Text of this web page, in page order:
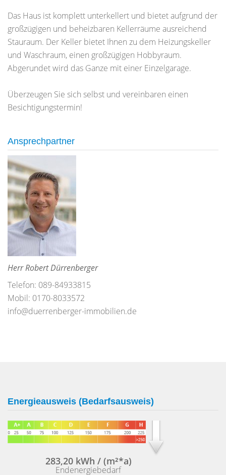
Das Haus ist komplett unterkellert und bietet aufgrund der
großzügigen und beheizbaren Kellerräume ausreichend
Stauraum. Der Keller bietet Ihnen zu dem Heizungskeller
und Waschraum, einen großzügigen Hobbyraum.
Abgerundet wird das Ganze mit einer Einzelgarage.
Überzeugen Sie sich selbst und vereinbaren einen
Besichtigungstermin!
Ansprechpartner
Herr Robert Dürrenberger
Telefon: 089-84933815
Mobil: 0170-8033572
info@duerrenberger-immobilien.de
Energieausweis (Bedarfsausweis)
283,20 kWh / (m²*a)
Endenergiebedarf